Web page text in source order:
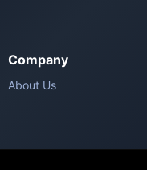
Company
About Us